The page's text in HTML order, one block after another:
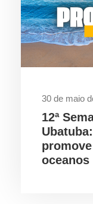
30 de maio
12ª
oceanos